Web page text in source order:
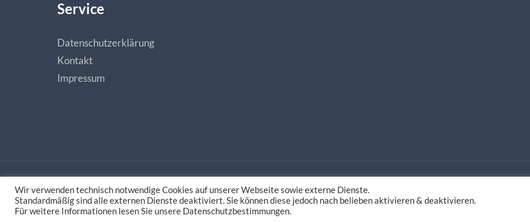
Service
Datenschutzerklärung
Kontakt
Impressum
Made with love bynatias.de - Digitale Mediengestaltung
Wir verwenden technisch notwendige Cookies auf unserer Webseite sowie externe Dienste.
Standardmäßig sind alle externen Dienste deaktiviert. Sie können diese jedoch nach belieben aktivieren & deaktivieren.
Für weitere Informationen lesen Sie unsere Datenschutzbestimmungen.